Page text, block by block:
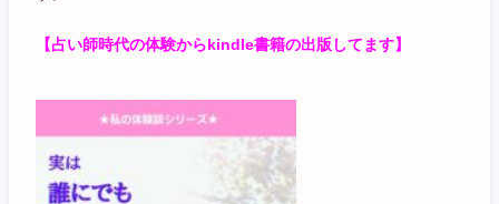
【占い師時代の体験からkindle書籍の出版してます】